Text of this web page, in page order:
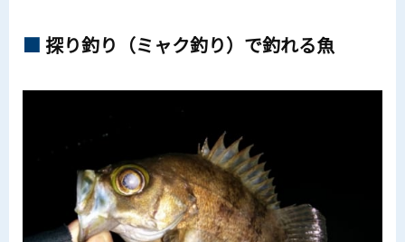
探り釣り（ミャク釣り）で釣れる魚